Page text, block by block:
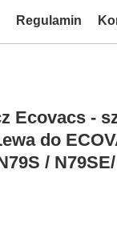
Regulamin
Ecovacs -
do
/